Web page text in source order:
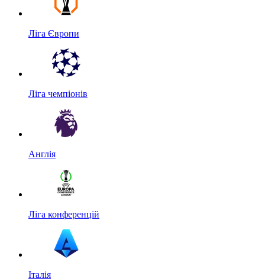
Ліга Європи
Ліга чемпіонів
Англія
Ліга конференцій
Італія